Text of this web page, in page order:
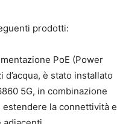
prodotti:
PoE (Power
è stato installato
5G, in combinazione
estendere la connettività e